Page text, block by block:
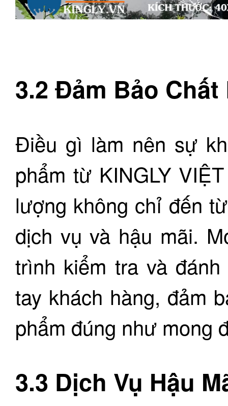
3.2 Đảm Bảo
Điều gì làm nên sự
phẩm từ KINGLY
lượng không chỉ đến
dịch vụ và hậu mãi.
trình kiểm tra và
tay khách hàng, đảm
phẩm đúng như mong
3.3 Dịch Vụ Hậu